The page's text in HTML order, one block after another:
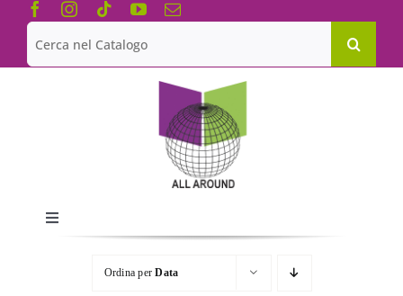
Salta
contenuto
Cerca
per:
Toggle
Navigation
Chi siamo
Ordina perData